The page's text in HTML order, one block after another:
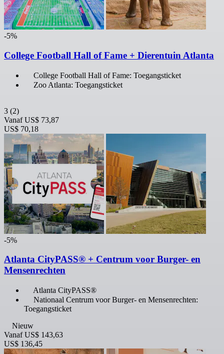
-5%
College Football Hall of Fame + Dierentuin Atlanta
College Football Hall of Fame: Toegangsticket
Zoo Atlanta: Toegangsticket
3 (2)
Vanaf US$ 73,87
US$ 70,18
-5%
Atlanta CityPASS® + Centrum voor Burger- en
Mensenrechten
Atlanta CityPASS®
Nationaal Centrum voor Burger- en Mensenrechten:
Toegangsticket
Nieuw
Vanaf US$ 143,63
US$ 136,45